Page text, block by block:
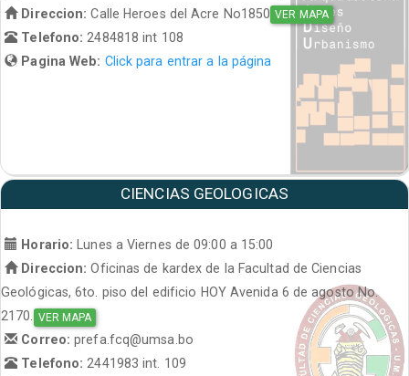
Direccion: Calle Heroes del Acre No1850 VER MAPA
Telefono: 2484818 int 108
Pagina Web: Click para entrar a la página
CIENCIAS GEOLOGICAS
Horario: Lunes a Viernes de 09:00 a 15:00
Direccion: Oficinas de kardex de la Facultad de Ciencias
Geológicas, 6to. piso del edificio HOY Avenida 6 de agosto No.
2170. VER MAPA
Correo:prefa.fcq@umsa.bo
Telefono:2441983 int. 109